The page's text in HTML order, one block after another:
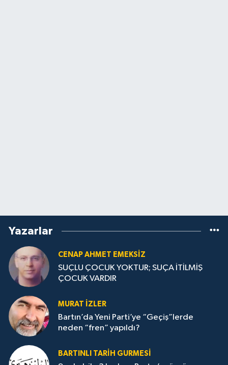
Yazarlar
CENAP AHMET EMEKSİZ
SUÇLU ÇOCUK YOKTUR; SUÇA İTİLMİŞ
ÇOCUK VARDIR
MURAT İZLER
Bartın’da Yeni Parti’ye “Geçiş”lerde
neden “fren” yapıldı?
BARTINLI TARIH GURMESI